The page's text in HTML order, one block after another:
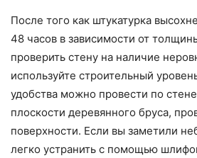
После того как штукатурка
48 часов в зависимости от
проверить стену на наличие
используйте строительный
удобства можно провести по
плоскости деревянного бруса,
поверхности. Если вы заметили
легко устранить с помощью